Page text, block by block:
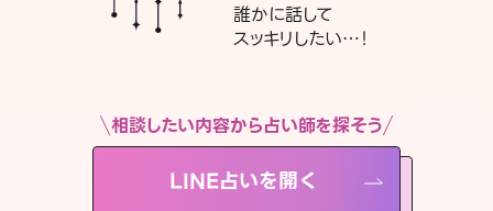
誰かに話して
スッキリしたい…！
相談したい内容から占い師を探そう
LINE占いを開く